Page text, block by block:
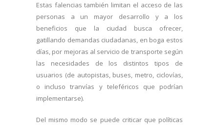
Estas falencias también limitan el acceso de las
personas a un mayor desarrollo y a los
beneficios que la ciudad busca ofrecer,
gatillando demandas ciudadanas, en boga estos
días, por mejoras al servicio de transporte según
las necesidades de los distintos tipos de
usuarios (de autopistas, buses, metro, ciclovías,
o incluso tranvías y teleféricos que podrían
implementarse).
Del mismo modo se puede criticar que políticas